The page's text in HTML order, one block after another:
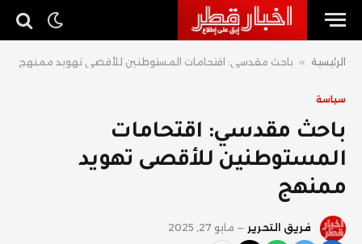
الرئيسية » باحث مقدسي: اقتحامات المستوطنين للأقصى تهويد ممنهج
سياسة
باحث مقدسي: اقتحامات
المستوطنين للأقصى تهويد
ممنهج
فريق التحرير مايو 27, 2025